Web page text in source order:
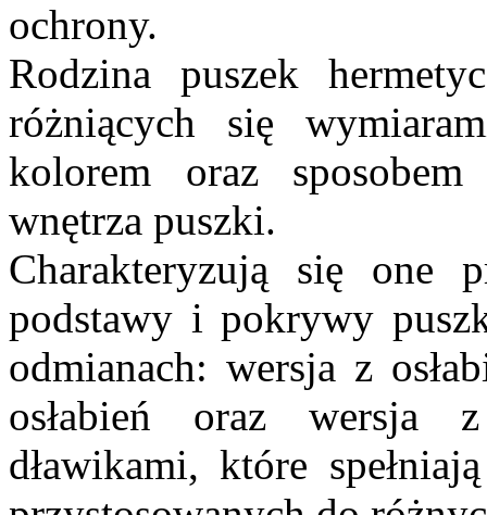
ochrony.
Rodzina puszek
różniących się
kolorem oraz
wnętrza puszki.
Charakteryzują się one
podstawy i pokrywy
odmianach: wersja z
osłabień oraz wersja
dławikami, które